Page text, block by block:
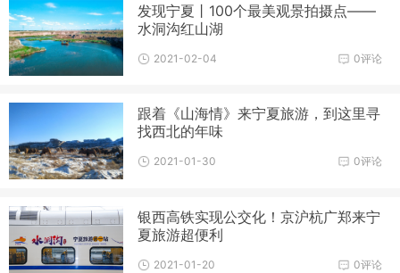
发现宁夏丨100个最美观景拍摄点——
水洞沟红山湖
0评论
2021-02-04
跟着《山海情》来宁夏旅游，到这里寻
找西北的年味
0评论
2021-01-30
银西高铁实现公交化！京沪杭广郑来宁
夏旅游超便利
0评论
2021-01-20